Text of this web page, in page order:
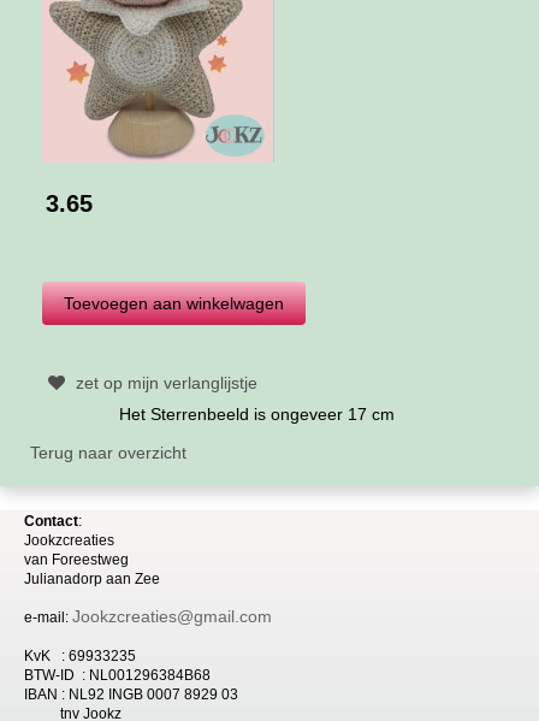
3.65
zet op mijn verlanglijstje
Het Sterrenbeeld is ongeveer 17 cm
Terug naar overzicht
Contact:
Jookzcreaties
van Foreestweg
Julianadorp aan Zee
e-mail: Jookzcreaties@gmail.com
KvK : 69933235
BTW-ID : NL001296384B68
IBAN : NL92 INGB 0007 8929 03
tnv Jookz